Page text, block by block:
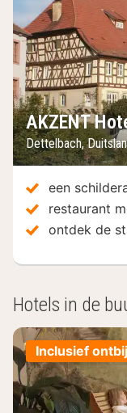
AKZENT
Dettelbach,
een
restaurant
ontdek de
Hotels in de
Inclusief